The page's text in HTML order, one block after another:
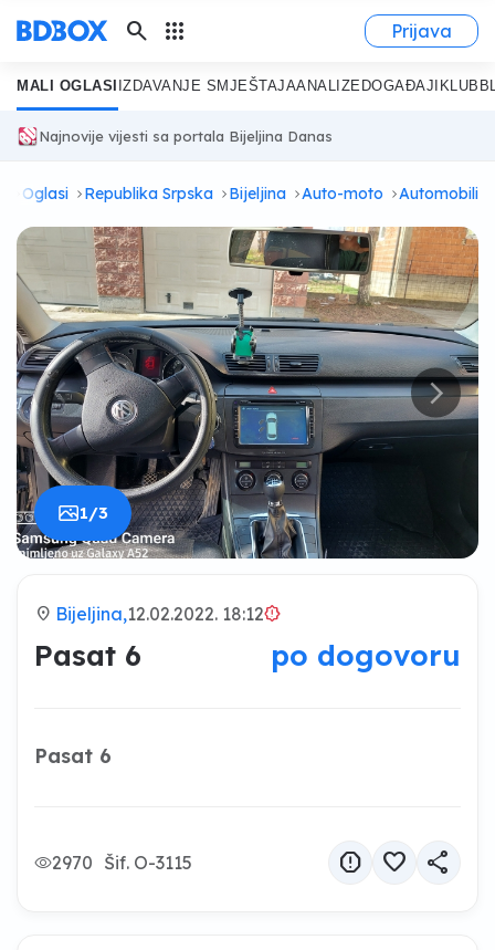
search apps Prijava
MALI OGLASI IZDAVANJE SMJEŠTAJAANALIZE DOGAĐAJI KLUB
Najnovije vijesti sa portala Bijeljina Danas
Oglasi Republika Srpska Bijeljina Auto-moto Automobili
1/3
location_on Bijeljina,12.02.2022. 18:12brightness_alert
Pasat 6 po dogovoru
Pasat 6
2970 Šif. O-3115 report favorite share